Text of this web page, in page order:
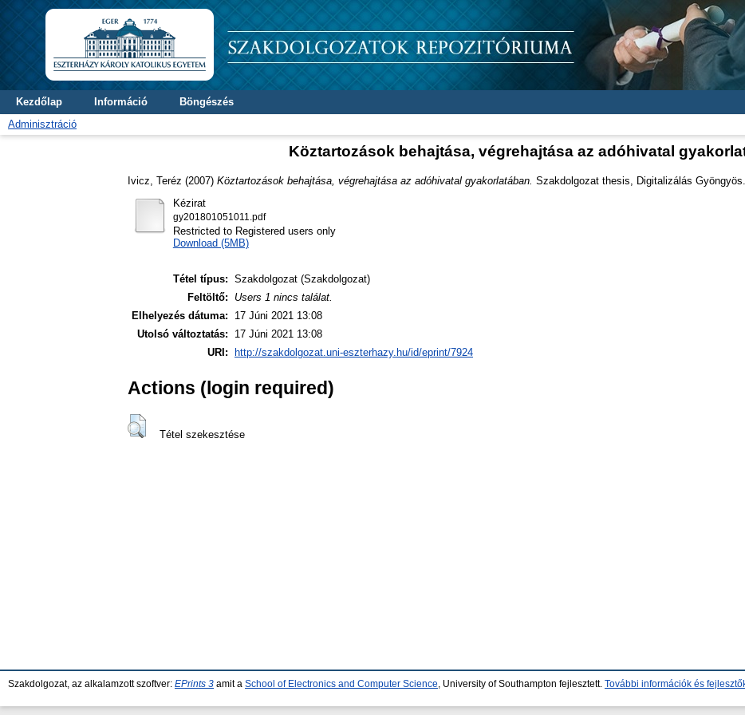
Kezdőlap Információ
Böngészés
Adminisztráció
Köztartozások behajtása, végrehajtása az adóhivatal
Ivicz, Teréz (2007) Köztartozások behajtása, végrehajtása az adóhivatal gyakorlatában. Szakdolgozat thesis, Digitalizálás Gyöngyös.
Kézirat
gy201801051011.pdf
Restricted to Registered users only
Download (5MB)
Tétel típus: Szakdolgozat (Szakdolgozat)
Feltöltő:
Users 1 nincs találat.
Elhelyezés dátuma:
17 Júni 2021 13:08
Utolsó változtatás:
17 Júni 2021 13:08
URI:
http://szakdolgozat.uni-eszterhazy.hu/id/eprint/7924
Actions (login required)
Tétel szekesztése
Szakdolgozat, az alkalamzott szoftver: EPrints 3 amit a School of Electronics and Computer Science , University of Southampton fejlesztett. További információk és